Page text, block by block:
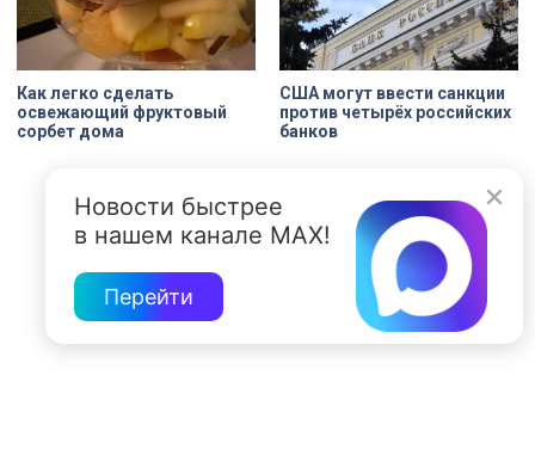
Как легко сделать
освежающий фруктовый
сорбет дома
США могут ввести санкции
против четырёх российских
банков
Новости быстрее
в нашем канале MAX!
Перейти